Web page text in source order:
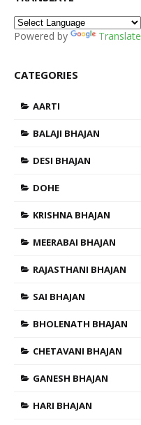
Powered by Translate
CATEGORIES
AARTI
BALAJI BHAJAN
DESI BHAJAN
DOHE
KRISHNA BHAJAN
MEERABAI BHAJAN
RAJASTHANI BHAJAN
SAI BHAJAN
BHOLENATH BHAJAN
CHETAVANI BHAJAN
GANESH BHAJAN
HARI BHAJAN